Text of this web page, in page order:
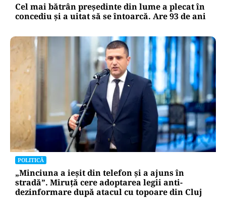
Cel mai bătrân președinte din lume a plecat în
concediu și a uitat să se întoarcă. Are 93 de ani
POLITICĂ
„Minciuna a ieșit din telefon și a ajuns în
stradă”. Miruță cere adoptarea legii anti-
dezinformare după atacul cu topoare din Cluj